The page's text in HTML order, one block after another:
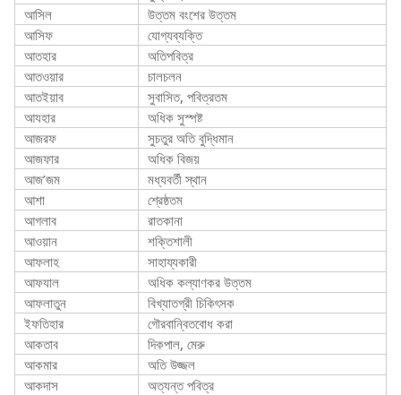
আসিল
উত্তম বংশের উত্তম
আসিফ
যোগ্যব্যক্তি
আতহার
অতিপবিত্র
আতওয়ার
চালচলন
আতইয়াব
সুবাসিত, পবিত্রতম
আযহার
অধিক সুস্পষ্ট
আজরফ
সুচতুর অতি বুদ্ধিমান
আজফার
অধিক বিজয়
আজ’জম
মধ্যবর্তী স্থান
আশা
শ্রেষ্ঠতম
আগলাব
রাতকানা
আওয়ান
শক্তিশালী
আফলাহ
সাহায্যকারী
আফযাল
অধিক কল্যাণকর উত্তম
আফলাতুন
বিখ্যাতগ্রী চিকিৎসক
ইফতিহার
গৌরবান্বিতবোধ করা
আকতাব
দিকপাল, মেরু
আকমার
অতি উজ্জল
আকদাস
অত্যন্ত পবিত্র